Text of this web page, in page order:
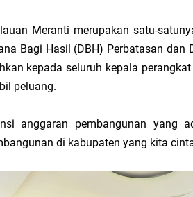
Feni Utami Angkat Suara, Lagi-Lagi
Camat Pulau Merbau Hermansyah,
DPP PKB Lantik H. Asmar sebagai
Pelepasan TEP 2026 IPB University,
Meranti merupakan satu-
Bagi Hasil (DBH) Perbatasan dan
kepada seluruh kepala
peluang.
anggaran pembangunan yang
di kabupaten yang kita